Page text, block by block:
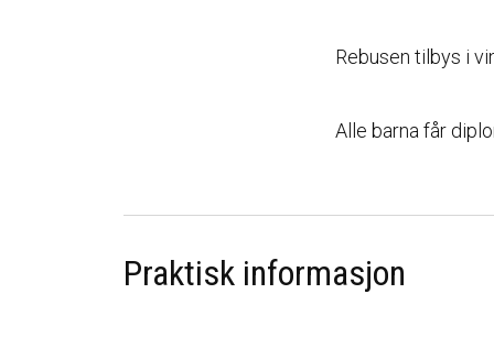
Rebusen tilbys i
Alle barna får
Praktisk informasjon